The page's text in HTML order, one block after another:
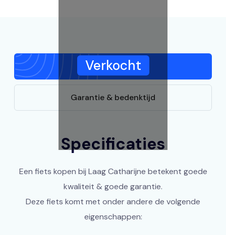
Verkocht
Specificaties
Garantie & bedenktijd
Specificaties
Een fiets kopen bij Laag Catharijne betekent goede
kwaliteit & goede garantie.
Deze fiets komt met onder andere de volgende
eigenschappen: